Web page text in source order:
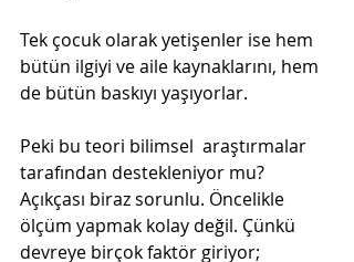
Tek çocuk olarak yetişenler ise hem
bütün ilgiyi ve aile kaynaklarını, hem
de bütün baskıyı yaşıyorlar.
Peki bu teori bilimsel  araştırmalar
tarafından destekleniyor mu?
Açıkçası biraz sorunlu. Öncelikle
ölçüm yapmak kolay değil. Çünkü
devreye birçok faktör giriyor;